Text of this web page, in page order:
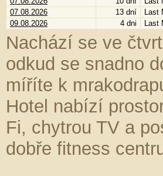
07.08.2026
13 dní
Last
09.08.2026
4 dni Last
Nachází se ve
odkud se snadno
míříte k
Hotel nabízí
Fi, chytrou TV a
dobře fitness